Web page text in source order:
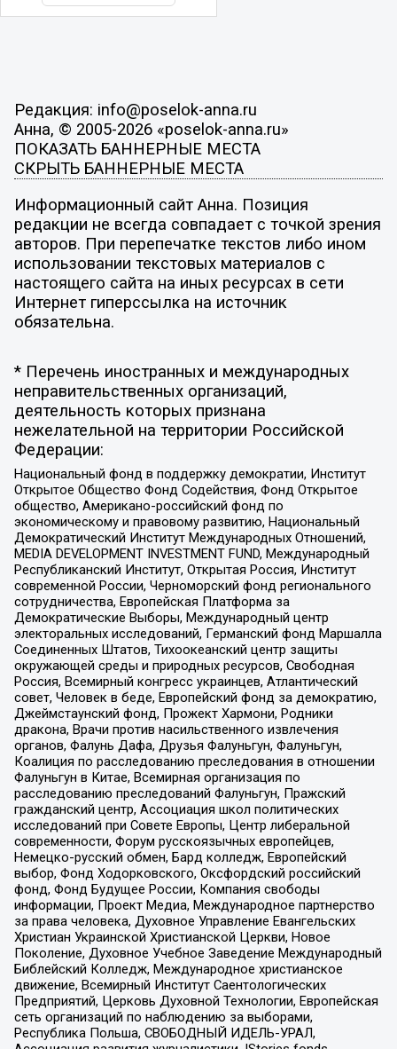
Редакция: info@poselok-anna.ru
Анна, © 2005-2026 «poselok-anna.ru»
ПОКАЗАТЬ БАННЕРНЫЕ МЕСТА
СКРЫТЬ БАННЕРНЫЕ МЕСТА
Информационный сайт Анна. Позиция
редакции не всегда совпадает с точкой зрения
авторов. При перепечатке текстов либо ином
использовании текстовых материалов с
настоящего сайта на иных ресурсах в сети
Интернет гиперссылка на источник
обязательна.
* Перечень иностранных и международных
неправительственных организаций,
деятельность которых признана
нежелательной на территории Российской
Федерации:
Национальный фонд в поддержку демократии, Институт
Открытое Общество Фонд Содействия, Фонд Открытое
общество, Американо-российский фонд по
экономическому и правовому развитию, Национальный
Демократический Институт Международных Отношений,
MEDIA DEVELOPMENT INVESTMENT FUND, Международный
Республиканский Институт, Открытая Россия, Институт
современной России, Черноморский фонд регионального
сотрудничества, Европейская Платформа за
Демократические Выборы, Международный центр
электоральных исследований, Германский фонд Маршалла
Соединенных Штатов, Тихоокеанский центр защиты
окружающей среды и природных ресурсов, Свободная
Россия, Всемирный конгресс украинцев, Атлантический
совет, Человек в беде, Европейский фонд за демократию,
Джеймстаунский фонд, Прожект Хармони, Родники
дракона, Врачи против насильственного извлечения
органов, Фалунь Дафа, Друзья Фалуньгун, Фалуньгун,
Коалиция по расследованию преследования в отношении
Фалуньгун в Китае, Всемирная организация по
расследованию преследований Фалуньгун, Пражский
гражданский центр, Ассоциация школ политических
исследований при Совете Европы, Центр либеральной
современности, Форум русскоязычных европейцев,
Немецко-русский обмен, Бард колледж, Европейский
выбор, Фонд Ходорковского, Оксфордский российский
фонд, Фонд Будущее России, Компания свободы
информации, Проект Медиа, Международное партнерство
за права человека, Духовное Управление Евангельских
Христиан Украинской Христианской Церкви, Новое
Поколение, Духовное Учебное Заведение Международный
Библейский Колледж, Международное христианское
движение, Всемирный Институт Саентологических
Предприятий, Церковь Духовной Технологии, Европейская
сеть организаций по наблюдению за выборами,
Республика Польша, СВОБОДНЫЙ ИДЕЛЬ-УРАЛ,